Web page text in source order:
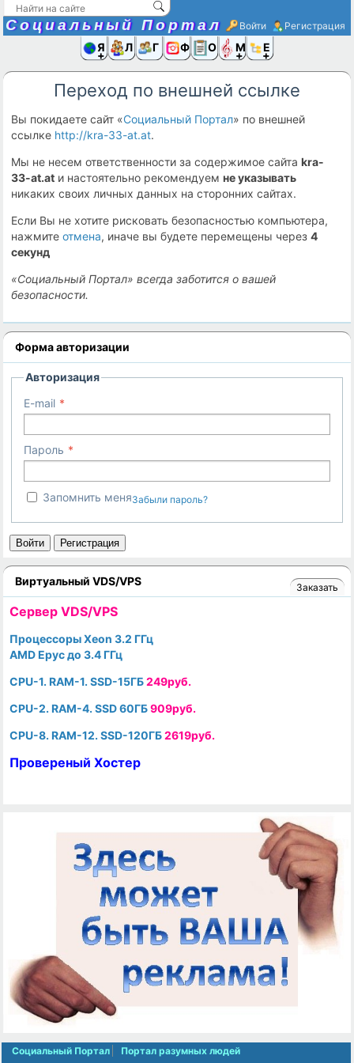
Социальный Портал Войти Регистрация
Я иЛюди
Группы
Фото Ещё
Переход по внешней ссылке
Вы покидаете сайт «Социальный Портал» по внешней
ссылке http://kra-33-at.at.
Мы не несем ответственности за содержимое сайтаkra-
33-at.at и настоятельно рекомендуемне указывать
никаких своих личных данных на сторонних сайтах.
Если Вы не хотите рисковать безопасностью компьютера,
нажмитеотмена, иначе вы будете перемещены через4
секунд
«Социальный Портал» всегда заботится о вашей
безопасности.
Форма авторизации
Авторизация
E-mail
Пароль
Запомнить меняЗабыли пароль?
Войти Регистрация
Виртуальный VDS/VPS Заказать
Cервер VDS/VPS
Процессоры Xeon 3.2 ГГц
AMD Epyc до 3.4 ГГц
CPU-1. RAM-1. SSD-15ГБ249руб.
CPU-2. RAM-4. SSD 60ГБ909руб.
CPU-8. RAM-12. SSD-120ГБ2619руб.
Провереный Хостер
Социальный Портал Портал разумных людей